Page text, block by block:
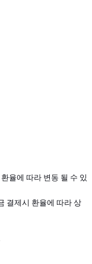
율에 따라 변동 될 수 있
결제시 환율에 따라 상